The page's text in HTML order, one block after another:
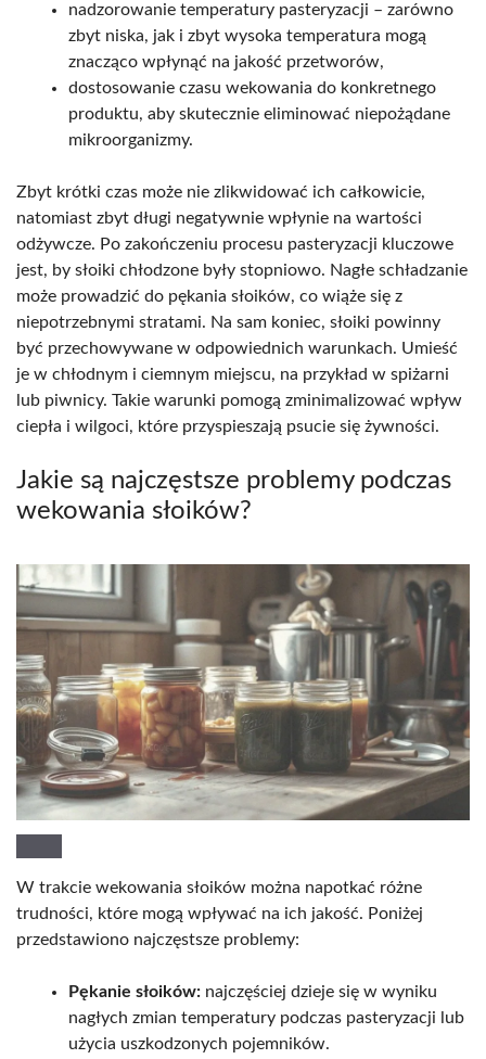
nadzorowanie temperatury pasteryzacji – zarówno
zbyt niska, jak i zbyt wysoka temperatura mogą
znacząco wpłynąć na jakość przetworów,
dostosowanie czasu wekowania do konkretnego
produktu, aby skutecznie eliminować niepożądane
mikroorganizmy.
Zbyt krótki czas może nie zlikwidować ich całkowicie,
natomiast zbyt długi negatywnie wpłynie na wartości
odżywcze. Po zakończeniu procesu pasteryzacji kluczowe
jest, by słoiki chłodzone były stopniowo. Nagłe schładzanie
może prowadzić do pękania słoików, co wiąże się z
niepotrzebnymi stratami. Na sam koniec, słoiki powinny
być przechowywane w odpowiednich warunkach. Umieść
je w chłodnym i ciemnym miejscu, na przykład w spiżarni
lub piwnicy. Takie warunki pomogą zminimalizować wpływ
ciepła i wilgoci, które przyspieszają psucie się żywności.
Jakie są najczęstsze problemy podczas
wekowania słoików?
W trakcie wekowania słoików można napotkać różne
trudności, które mogą wpływać na ich jakość. Poniżej
przedstawiono najczęstsze problemy:
Pękanie słoików: najczęściej dzieje się w wyniku
nagłych zmian temperatury podczas pasteryzacji lub
użycia uszkodzonych pojemników.